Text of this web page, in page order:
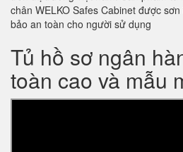
chân WELKO Safes Cabinet được
bảo an toàn cho người sử dụng
Tủ hồ sơ ngân
toàn cao và mẫu